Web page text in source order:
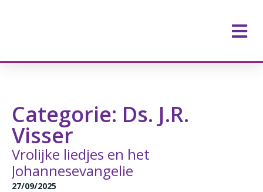
Categorie: Ds. J.R.
Visser
Vrolijke liedjes en het
Johannesevangelie
27/09/2025